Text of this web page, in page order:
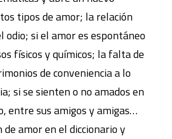
tipos de amor; la relación
odio; si el amor es espontáneo
físicos y químicos; la falta de
de conveniencia a lo
si se sienten o no amados en
entre sus amigos y amigas…
amor en el diccionario y